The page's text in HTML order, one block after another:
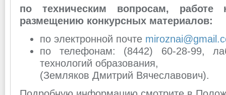
по техническим вопросам, работе
размещению конкурсных материалов:
по электронной почте
по телефонам: (8442) 60-28-99,
технологий образования,
(Земляков Дмитрий Вячеславович).